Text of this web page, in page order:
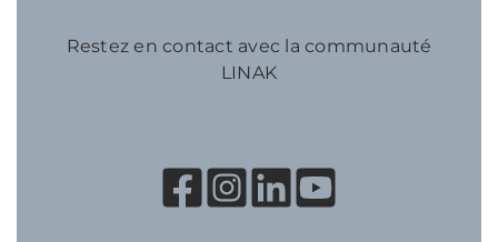
Restez en contact avec la communauté
LINAK